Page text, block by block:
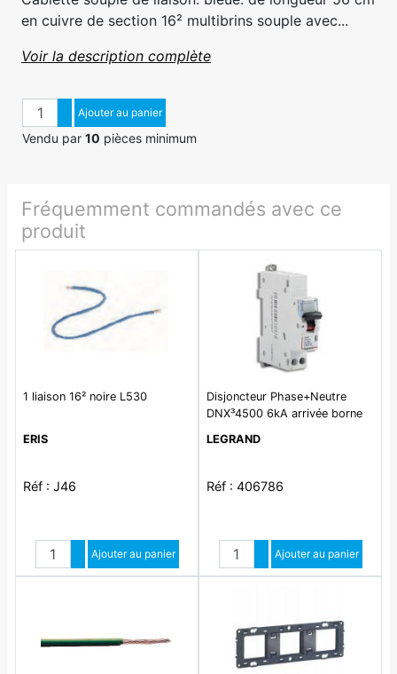
en cuivre de section 16² multibrins souple avec...
Voir la description complète
QuantitéAugmenter quantité
Diminuer quantité
Ajouter au panier
Vendu par 10 pièces minimum
Fréquemment commandés avec ce
produit
1 liaison 16² noire L530
ERIS
Réf : J46
Quantité
Augmenter quantité
Diminuer quantité
Ajouter au panier
Disjoncteur Phase+Neutre
DNX³4500 6kA arrivée borne
- 1P+N 230V~ 32A courbe C -
LEGRAND
Réf : 406786
Quantité
Augmenter quantité
Diminuer quantité
Ajouter au panier